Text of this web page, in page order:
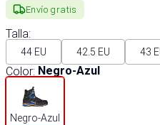
Envío gratis
Talla:
44 EU 42.5 EU 43
Color: Negro-Azul
Negro-Azul